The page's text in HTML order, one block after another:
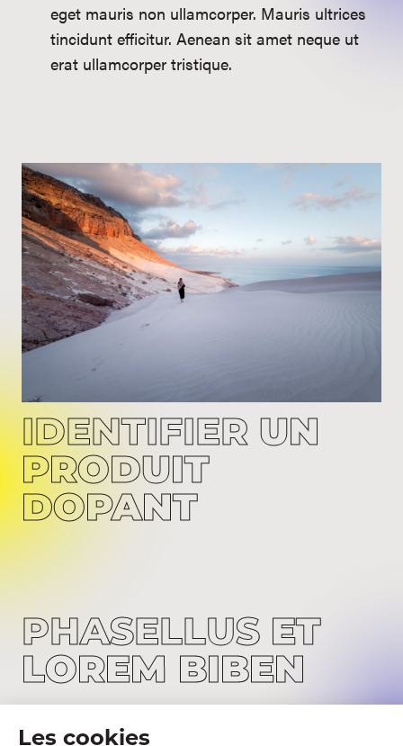
eget mauris non ullamcorper. Mauris ultrices
tincidunt efficitur. Aenean sit amet neque ut
erat ullamcorper tristique.
IDENTIFIER UN
PRODUIT
DOPANT
PHASELLUS ET
LOREM BIBEN